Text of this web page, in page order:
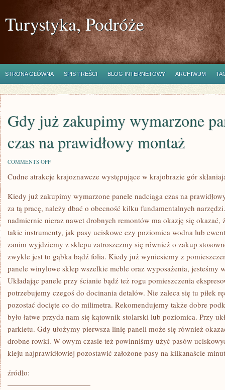
Turystyka, Podróże
STRONA GŁÓWNA SPIS TREŚCI BLOG INTERNETOWY ARCHIWUM
Gdy już zakupimy wymarzone
czas na prawidłowy montaż
COMMENTS OFFON
JUŻ
ZAKUPIMY
PANELE
NADCHODZI
CZAS
NA
PRAWIDŁOWY
MONTAŻ
Cudne atrakcje krajoznawcze występujące w krajobrazie gór
Kiedy już zakupimy wymarzone panele nadciąga czas na
za tą pracę, należy dbać o obecność kilku fundamentalnych
nadmiernie nieraz nawet drobnych remontów ma okazję się
takie instrumenty, jak pasy uciskowe czy poziomica wodna lub
zanim wyjdziemy z sklepu zatroszczmy się również o zakup
zwykle jest to gąbka bądź folia. Kiedy już wyniesiemy z
panele winylowe sklep wszelkie meble oraz wyposażenia, jesteśmy
Układając panele przy ścianie bądź też rogu pomieszczenia
potrzebujemy czegoś do docinania detalów. Nie zaleca się tu piłek
pozostać docięte co do milimetra. Rekomendujemy także dobre
było łatwe przyda nam się kątownik stolarski lub poziomica. Przy
parkietu. Gdy ułożymy pierwsza linię paneli może się również
drobne rowki. W owym czasie też powinniśmy użyć pasów
kleju najprawidłowiej pozostawić założone pasy na kilkanaście
źródło:
———————————